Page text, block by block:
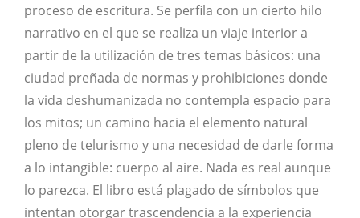
proceso de escritura. Se perfila con un cierto hilo
narrativo en el que se realiza un viaje interior a
partir de la utilización de tres temas básicos: una
ciudad preñada de normas y prohibiciones donde
la vida deshumanizada no contempla espacio para
los mitos; un camino hacia el elemento natural
pleno de telurismo y una necesidad de darle forma
a lo intangible: cuerpo al aire. Nada es real aunque
lo parezca. El libro está plagado de símbolos que
intentan otorgar trascendencia a la experiencia